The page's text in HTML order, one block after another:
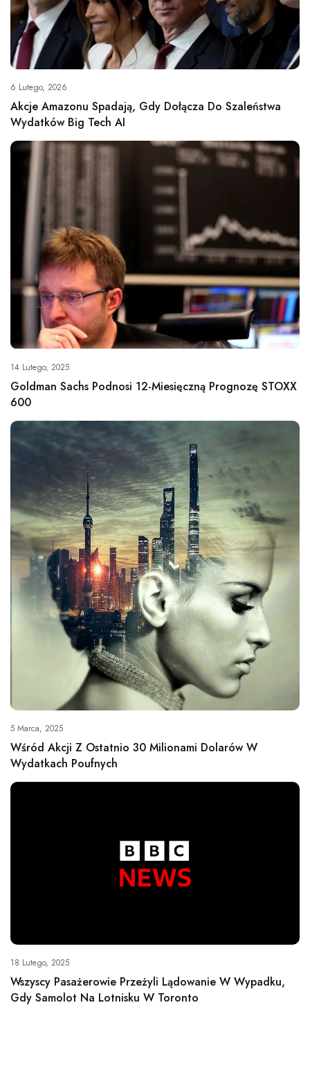
6 Lutego, 2026
Akcje Amazonu Spadają, Gdy Dołącza Do Szaleństwa
Wydatków Big Tech AI
14 Lutego, 2025
Goldman Sachs Podnosi 12-Miesięczną Prognozę STOXX
600
5 Marca, 2025
Wśród Akcji Z Ostatnio 30 Milionami Dolarów W
Wydatkach Poufnych
18 Lutego, 2025
Wszyscy Pasażerowie Przeżyli Lądowanie W Wypadku,
Gdy Samolot Na Lotnisku W Toronto